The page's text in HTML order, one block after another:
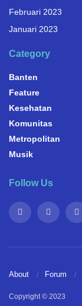
Februari 2023
Januari 2023
Category
Banten
Feature
Kesehatan
Komunitas
Metropolitan
Musik
Follow Us
About Forum
Copyright © 2023